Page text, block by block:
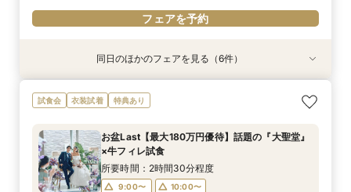
フェアを予約
衣装試着 特典あり
8/15(土)
【見積相談会】結婚式費用を抑えて挙げるコツを
教えます♪
9:00〜
13:00〜
15:30〜
17:00〜
衣装試着 特典あり
8/15(土)
＜料理重視の方へ◎＞こだわり抜いた記憶に残る
美食体験◇黒毛和牛3万試食付き！骨格診断＆お
所要時間：2時間30分程度
13:00〜
15:30〜
衣装試着 特典あり
8/15(土)
【初見学におすすめ】贅沢和牛試食×大聖堂チャ
ペル×模擬披露宴
9:00〜
13:00〜
15:30〜
17:00〜
衣装試着 特典あり
8/15(土)
【徹底比較*2件目以降の方へ】見積相談×全館見
学&国産牛試食付
9:00〜
13:00〜
15:30〜
17:00〜
衣装試着 特典あり
8/15(土)
＼10～30名★邸宅貸切OK／プライベート挙式＆
家族婚相談×試食会
10:00〜
13:00〜
15:30〜
17:00〜
衣装試着 特典あり
8/15(土)
＼パパママ＆マタニティも安心★／ダンドリや予
算もイチから相談
10:00〜
13:00〜
15:30〜
17:00〜
同日のほかのフェアを見る（6件）
試食会 衣装試着 特典あり
お盆Last【最大180万円優待】話題の『大聖堂』
×牛フィレ試食
所要時間：2時間30分程度
9:00〜
10:00〜